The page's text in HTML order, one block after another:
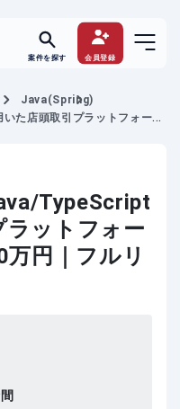
案件を探す 会員登録
Java(Spring)
た店頭取引プラットフォーム
TypeScript
ラットフォー
円｜フルリ